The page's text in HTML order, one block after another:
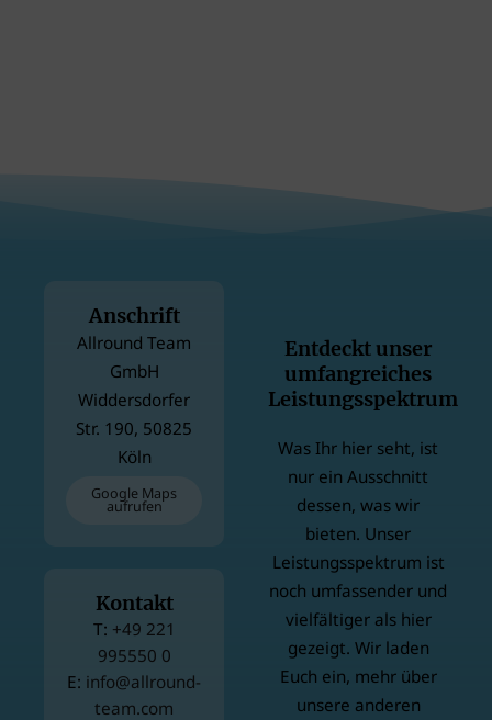
Anschrift
Allround Team
GmbH
Widdersdorfer
Str. 190, 50825
Köln
Google Maps
aufrufen
Kontakt
T +49 221
995550 0
E info@allround-
team.com
Entdeckt unser
umfangreiches
Leistungsspektrum
Was Ihr hier seht, ist
nur ein Ausschnitt
dessen, was wir
bieten. Unser
Leistungsspektrum ist
noch umfassender und
vielfältiger als hier
gezeigt. Wir laden
Euch ein, mehr über
unsere anderen